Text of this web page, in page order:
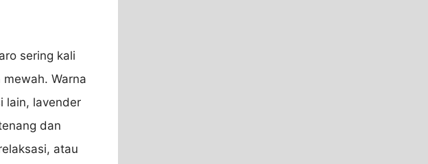
sering kali
Warna
lain, lavender
dan
atau